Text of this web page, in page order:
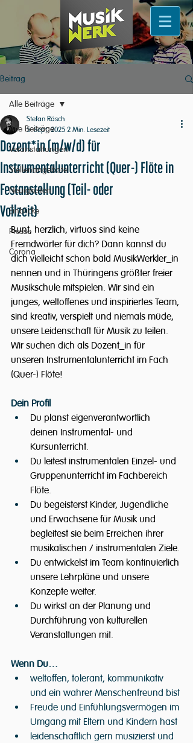
Beitrag
Alle Beiträge
Veranstaltungen
Stellenangebote
Neuigkeiten
Einblicke
Presse
Corona
Alle Beiträge
Dozent*in (m/w/d) für
Instrumentalunterricht (Quer-) Flöte in
Festanstellung (Teil- oder
Vollzeit)
Stefan Räsch
5. Sept. 2025 2 Min. Lesezeit
Bunt, herzlich, virtuos sind keine
Fremdwörter für dich? Dann kannst du
dich vielleicht schon bald MusikWerkler_in
nennen und in Thüringens größter freier
Musikschule mitspielen. Wir sind ein
junges, weltoffenes und inspiriertes Team,
sind kreativ, verspielt und niemals müde,
unsere Leidenschaft für Musik zu teilen.
Wir suchen dich als Dozent_in für
unseren Instrumentalunterricht im Fach
(Quer-) Flöte!
Dein Profil
Du planst eigenverantwortlich
deinen Instrumental- und
Kursunterricht.
Du leitest instrumentalen Einzel- und
Gruppenunterricht im Fachbereich
Flöte.
Du begeisterst Kinder, Jugendliche
und Erwachsene für Musik und
begleitest sie beim Erreichen ihrer
musikalischen / instrumentalen Ziele.
Du entwickelst im Team kontinuierlich
unsere Lehrpläne und unsere
Konzepte weiter.
Du wirkst an der Planung und
Durchführung von kulturellen
Veranstaltungen mit.
Wenn Du…
weltoffen, tolerant, kommunikativ
und ein wahrer Menschenfreund bist
Freude und Einfühlungsvermögen im
Umgang mit Eltern und Kindern hast
leidenschaftlich gern musizierst und